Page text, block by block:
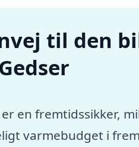
til den
en fremtidssikker,
varmebudget i